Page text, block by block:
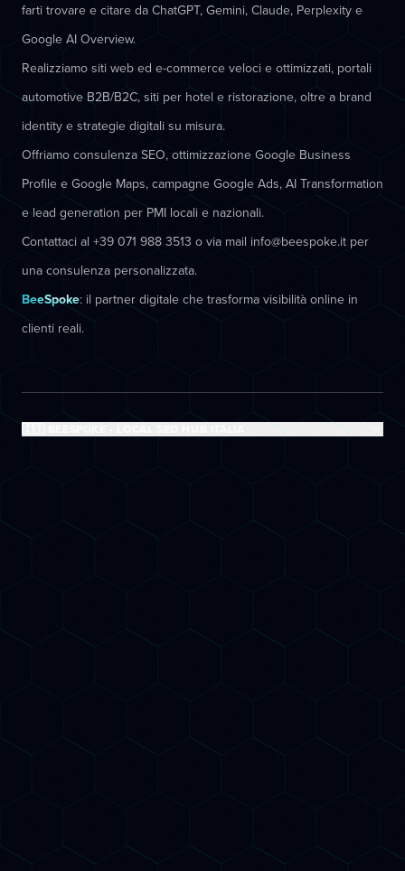
farti trovare e citare da ChatGPT, Gemini, Claude, Perplexity e
Google AI Overview.
Realizziamo siti web ed e-commerce veloci e ottimizzati, portali
automotive B2B/B2C, siti per hotel e ristorazione, oltre a brand
identity e strategie digitali su misura.
Offriamo consulenza SEO, ottimizzazione Google Business
Profile e Google Maps, campagne Google Ads, AI Transformation
e lead generation per PMI locali e nazionali.
Contattaci al +39 071 988 3513 o via mail info@beespoke.it per
una consulenza personalizzata.
BeeSpoke: il partner digitale che trasforma visibilità online in
clienti reali.
🇮🇹 BEESPOKE - LOCAL SEO HUB ITALIA